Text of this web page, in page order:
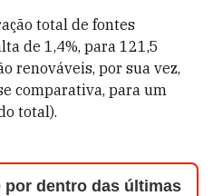
total de fontes
de 1,4%, para 121,5
renováveis, por sua vez,
comparativa, para um
total).
por dentro das últimas